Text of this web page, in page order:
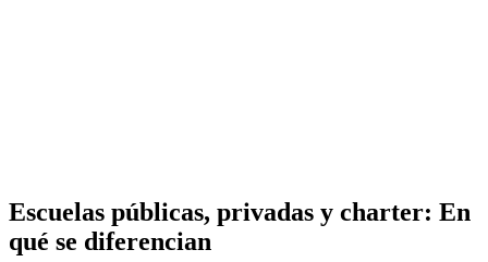
Escuelas públicas, privadas y charter: En
qué se diferencian